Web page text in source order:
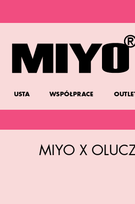
USTA WSPÓŁPRACE
MIYO X